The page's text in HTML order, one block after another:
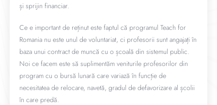
și sprijin financiar.
Ce e important de reținut este faptul că programul Teach for
Romania nu este unul de voluntariat, ci profesorii sunt angajați în
baza unui contract de muncă cu o școală din sistemul public.
Noi ce facem este să suplimentăm veniturile profesorilor din
program cu o bursă lunară care variază în funcție de
necesitatea de relocare, navetă, gradul de defavorizare al școlii
în care predă.